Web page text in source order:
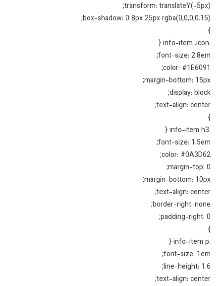
transform: translateY(-
box-shadow: 0 8px 25px
font-size:
color:
margin-bottom:
display:
text-align:
font-size:
color:
margin-top:
margin-bottom:
text-align:
border-right:
padding-right:
font-size:
line-height:
text-align: